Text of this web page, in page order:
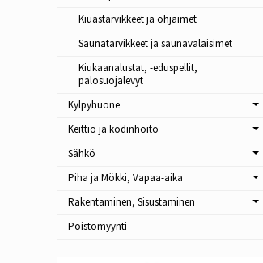
Kiuastarvikkeet ja ohjaimet
Saunatarvikkeet ja saunavalaisimet
Kiukaanalustat, -eduspellit,
palosuojalevyt
Kylpyhuone
Keittiö ja kodinhoito
Sähkö
Piha ja Mökki, Vapaa-aika
Rakentaminen, Sisustaminen
Poistomyynti